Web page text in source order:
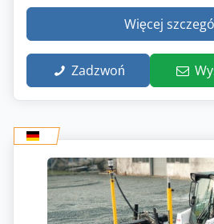
Więcej
Zadzwoń